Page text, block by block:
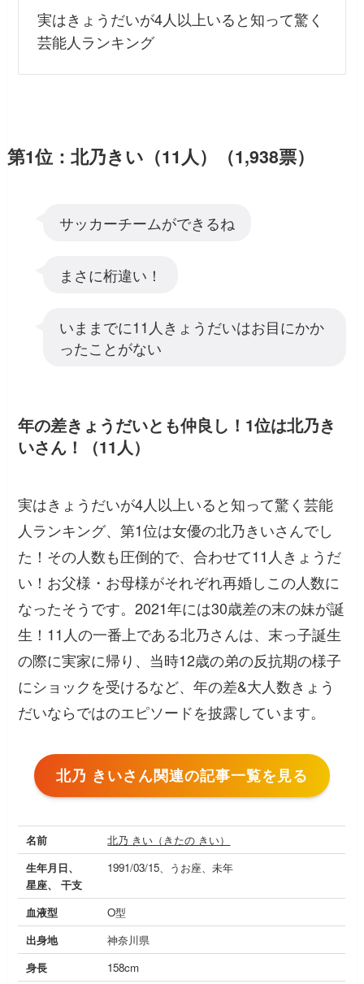
実はきょうだいが4人以上いると知って驚く
芸能人ランキング
第1位：北乃きい（11人）（1,938票）
サッカーチームができるね
まさに桁違い！
いままでに11人きょうだいはお目にかか
ったことがない
年の差きょうだいとも仲良し！1位は北乃き
いさん！（11人）
実はきょうだいが4人以上いると知って驚く芸能
人ランキング、第1位は女優の北乃きいさんでし
た！その人数も圧倒的で、合わせて11人きょうだ
い！お父様・お母様がそれぞれ再婚しこの人数に
なったそうです。2021年には30歳差の末の妹が誕
生！11人の一番上である北乃さんは、末っ子誕生
の際に実家に帰り、当時12歳の弟の反抗期の様子
にショックを受けるなど、年の差&大人数きょう
だいならではのエピソードを披露しています。
北乃 きいさん関連の記事一覧を見る
名前
北乃 きい（きたの きい）
生年月日、
星座、 干支
1991/03/15、うお座、未年
血液型
O型
出身地
神奈川県
身長
158cm